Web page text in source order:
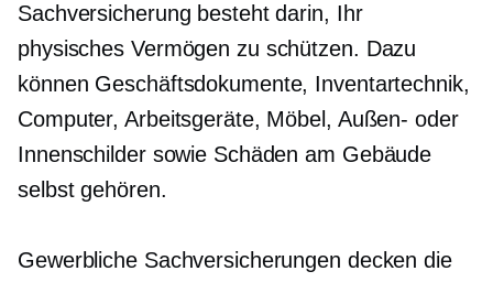
Sachversicherung besteht darin, Ihr
physisches Vermögen zu schützen. Dazu
können Geschäftsdokumente, Inventartechnik,
Computer, Arbeitsgeräte, Möbel, Außen- oder
Innenschilder sowie Schäden am Gebäude
selbst gehören.
Gewerbliche Sachversicherungen decken die